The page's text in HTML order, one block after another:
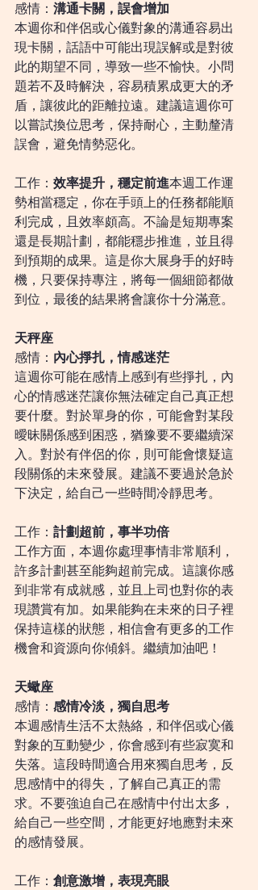
感情： 溝通卡關，誤會增加
本週你和伴侶或心儀對象的溝通容易出
現卡關，話語中可能出現誤解或是對彼
此的期望不同，導致一些不愉快。小問
題若不及時解決，容易積累成更大的矛
盾，讓彼此的距離拉遠。建議這週你可
以嘗試換位思考，保持耐心，主動釐清
誤會，避免情勢惡化。
工作： 效率提升，穩定前進本週工作運
勢相當穩定，你在手頭上的任務都能順
利完成，且效率頗高。不論是短期專案
還是長期計劃，都能穩步推進，並且得
到預期的成果。這是你大展身手的好時
機，只要保持專注，將每一個細節都做
到位，最後的結果將會讓你十分滿意。
天秤座
感情： 內心掙扎，情感迷茫
這週你可能在感情上感到有些掙扎，內
心的情感迷茫讓你無法確定自己真正想
要什麼。對於單身的你，可能會對某段
曖昧關係感到困惑，猶豫要不要繼續深
入。對於有伴侶的你，則可能會懷疑這
段關係的未來發展。建議不要過於急於
下決定，給自己一些時間冷靜思考。
工作： 計劃超前，事半功倍
工作方面，本週你處理事情非常順利，
許多計劃甚至能夠超前完成。這讓你感
到非常有成就感，並且上司也對你的表
現讚賞有加。如果能夠在未來的日子裡
保持這樣的狀態，相信會有更多的工作
機會和資源向你傾斜。繼續加油吧！
天蠍座
感情： 感情冷淡，獨自思考
本週感情生活不太熱絡，和伴侶或心儀
對象的互動變少，你會感到有些寂寞和
失落。這段時間適合用來獨自思考，反
思感情中的得失，了解自己真正的需
求。不要強迫自己在感情中付出太多，
給自己一些空間，才能更好地應對未來
的感情發展。
工作： 創意激增，表現亮眼